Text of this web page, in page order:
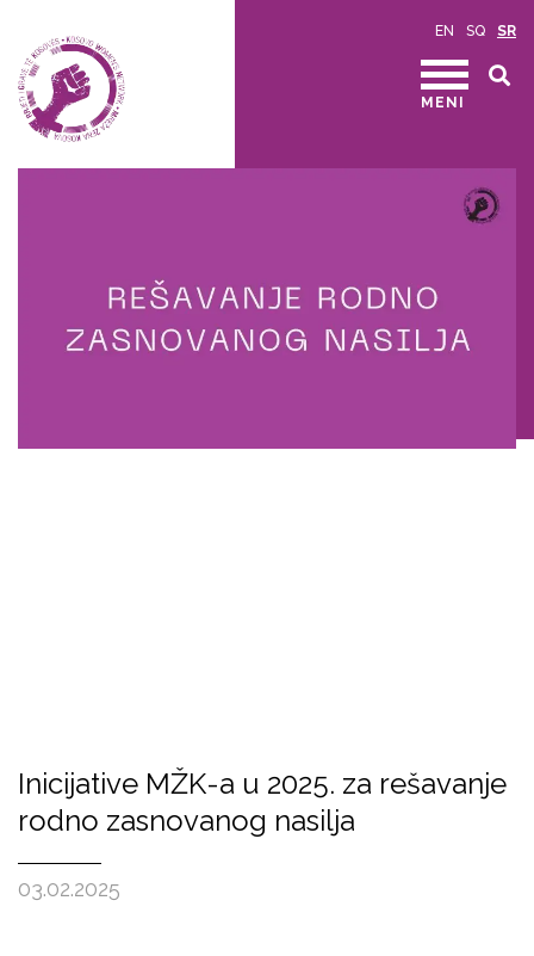
EN SQ SR
MENI
Inicijative MŽK-a u 2025. za rešavanje
rodno zasnovanog nasilja
03.02.2025